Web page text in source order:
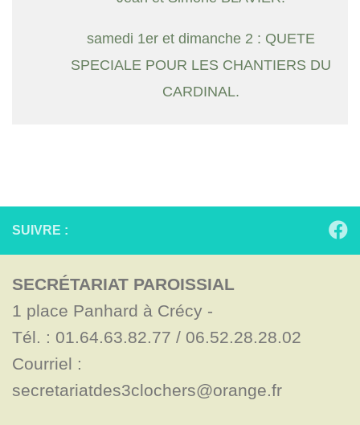
samedi 1er et dimanche 2 : QUETE
SPECIALE POUR LES CHANTIERS DU
CARDINAL.
SUIVRE :
SECRÉTARIAT PAROISSIAL
1 place Panhard à Crécy -
Tél. : 01.64.63.82.77 / 06.52.28.28.02
Courriel :
secretariatdes3clochers@orange.fr